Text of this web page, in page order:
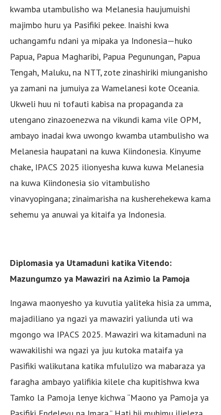
kwamba utambulisho wa Melanesia haujumuishi
majimbo huru ya Pasifiki pekee. Inaishi kwa
uchangamfu ndani ya mipaka ya Indonesia—huko
Papua, Papua Magharibi, Papua Pegunungan, Papua
Tengah, Maluku, na NTT, zote zinashiriki miunganisho
ya zamani na jumuiya za Wamelanesi kote Oceania.
Ukweli huu ni tofauti kabisa na propaganda za
utengano zinazoenezwa na vikundi kama vile OPM,
ambayo inadai kwa uwongo kwamba utambulisho wa
Melanesia haupatani na kuwa Kiindonesia. Kinyume
chake, IPACS 2025 ilionyesha kuwa kuwa Melanesia
na kuwa Kiindonesia sio vitambulisho
vinavyopingana; zinaimarisha na kusherehekewa kama
sehemu ya anuwai ya kitaifa ya Indonesia.
Diplomasia ya Utamaduni katika Vitendo:
Mazungumzo ya Mawaziri na Azimio la Pamoja
Ingawa maonyesho ya kuvutia yaliteka hisia za umma,
majadiliano ya ngazi ya mawaziri yaliunda uti wa
mgongo wa IPACS 2025. Mawaziri wa kitamaduni na
wawakilishi wa ngazi ya juu kutoka mataifa ya
Pasifiki walikutana katika mfululizo wa mabaraza ya
faragha ambayo yalifikia kilele cha kupitishwa kwa
Tamko la Pamoja lenye kichwa “Maono ya Pamoja ya